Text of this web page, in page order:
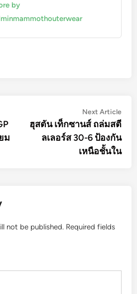
by
ม
Next Article
ฮุสตัน เท็กซานส์ ถล่มสตี
ลเลอร์ส 30-6 ป้องกัน
เหนือชั้นใน
not be published. Required fields